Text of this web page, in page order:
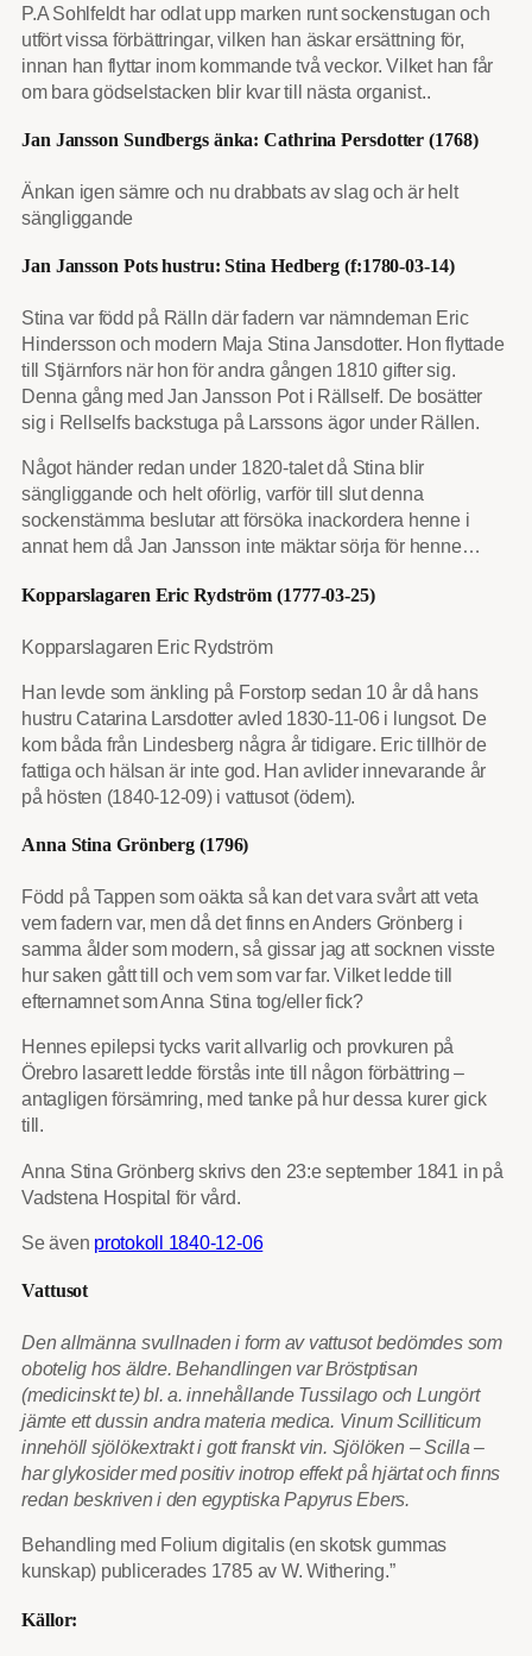
P.A Sohlfeldt har odlat upp marken runt sockenstugan och
utfört vissa förbättringar, vilken han äskar ersättning för,
innan han flyttar inom kommande två veckor. Vilket han får
om bara gödselstacken blir kvar till nästa organist..
Jan Jansson Sundbergs änka: Cathrina Persdotter (1768)
Änkan igen sämre och nu drabbats av slag och är helt
sängliggande
Jan Jansson Pots hustru: Stina Hedberg (f:1780-03-14)
Stina var född på Rälln där fadern var nämndeman Eric
Hindersson och modern Maja Stina Jansdotter. Hon flyttade
till Stjärnfors när hon för andra gången 1810 gifter sig.
Denna gång med Jan Jansson Pot i Rällself. De bosätter
sig i Rellselfs backstuga på Larssons ägor under Rällen.
Något händer redan under 1820-talet då Stina blir
sängliggande och helt oförlig, varför till slut denna
sockenstämma beslutar att försöka inackordera henne i
annat hem då Jan Jansson inte mäktar sörja för henne…
Kopparslagaren Eric Rydström (1777-03-25)
Kopparslagaren Eric Rydström
Han levde som änkling på Forstorp sedan 10 år då hans
hustru Catarina Larsdotter avled 1830-11-06 i lungsot. De
kom båda från Lindesberg några år tidigare. Eric tillhör de
fattiga och hälsan är inte god. Han avlider innevarande år
på hösten (1840-12-09) i vattusot (ödem).
Anna Stina Grönberg (1796)
Född på Tappen som oäkta så kan det vara svårt att veta
vem fadern var, men då det finns en Anders Grönberg i
samma ålder som modern, så gissar jag att socknen visste
hur saken gått till och vem som var far. Vilket ledde till
efternamnet som Anna Stina tog/eller fick?
Hennes epilepsi tycks varit allvarlig och provkuren på
Örebro lasarett ledde förstås inte till någon förbättring –
antagligen försämring, med tanke på hur dessa kurer gick
till.
Anna Stina Grönberg skrivs den 23:e september 1841 in på
Vadstena Hospital för vård.
Se även protokoll 1840-12-06
Vattusot
Den allmänna svullnaden i form av vattusot bedömdes som
obotelig hos äldre. Behandlingen var Bröstptisan
(medicinskt te) bl. a. innehållande Tussilago och Lungört
jämte ett dussin andra materia medica. Vinum Scilliticum
innehöll sjölökextrakt i gott franskt vin. Sjölöken – Scilla –
har glykosider med positiv inotrop effekt på hjärtat och finns
redan beskriven i den egyptiska Papyrus Ebers.
Behandling med Folium digitalis (en skotsk gummas
kunskap) publicerades 1785 av W. Withering.”
Källor: